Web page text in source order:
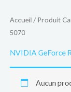
Accueil / Produit
5070
NVIDIA GeForce
Aucun